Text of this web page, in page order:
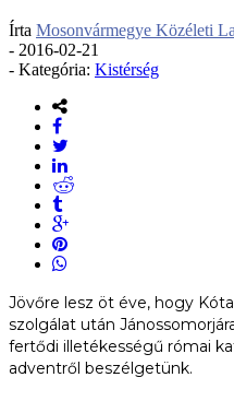
Írta Mosonvármegye Közéleti
- 2016-02-21
- Kategória: Kistérség
Jövőre lesz öt éve, hogy
szolgálat után
fertődi illetékességű római
adventről beszélgetünk.